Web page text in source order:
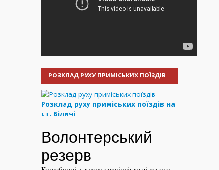
РОЗКЛАД РУХУ ПРИМІСЬКИХ ПОЇЗДІВ
Розклад руху приміських поїздів на
ст. Біличі